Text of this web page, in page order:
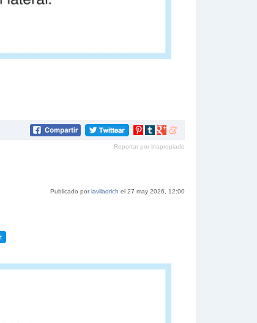
Compartir
Pinterest
Compartir
tumblr
Compartir
Google+
Compartir
meneame
Reportar por inapropiado
Publicado porlaviladrich el 27 may 2026, 12:00